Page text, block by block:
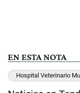
EN ESTA NOTA
Hospital Veterinario